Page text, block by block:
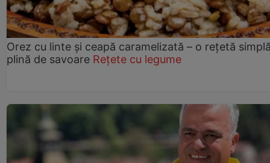
Orez cu linte și ceapă caramelizată – o rețetă
plină de savoare Rețete cu legume